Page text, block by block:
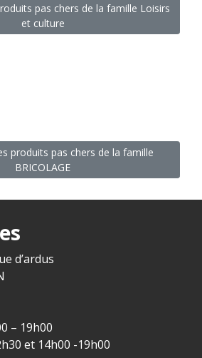
pas chers de la famille Loisirs
et culture
produits pas chers de la famille
BRICOLAGE
d’ardus
– 19h00
et 14h00 -19h00